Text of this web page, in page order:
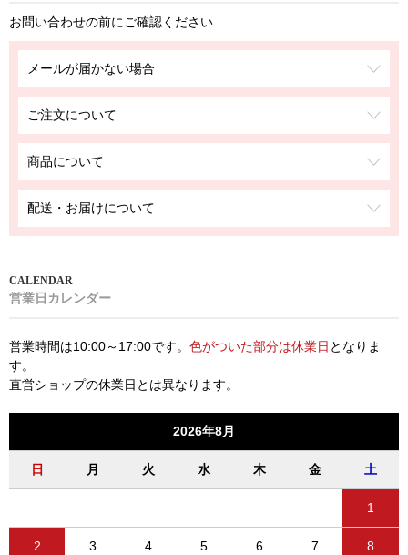
お問い合わせの前にご確認ください
メールが届かない場合
ご注文について
商品について
配送・お届けについて
営業日カレンダー
営業時間は10:00～17:00です。 色がついた部分は休業日 となりま
す。
直営ショップの休業日とは異なります。
2026年8月
日 月 火 水 木 金 土
1
2 3 4 5 6 7 8